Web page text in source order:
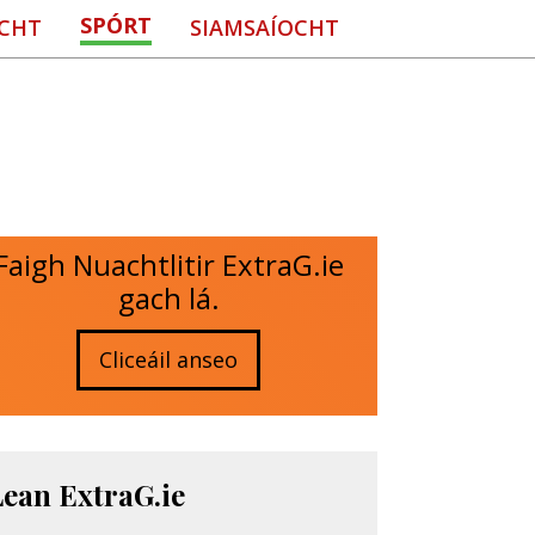
SPÓRT SIAMSAÍOCHT
Nuachtlitir ExtraG.ie
gach lá.
Cliceáil anseo
ExtraG.ie